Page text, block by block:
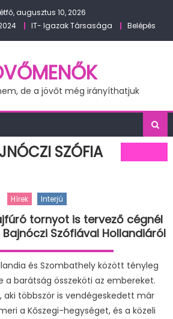
augusztus 10, 2026
IT- Igazak Társasága Belépés
de a jövőt még irányíthatjuk
SZÓFIA
Hírek Interjú
tornyot is tervező cégnél
Szófiával Hollandiáról
és Szombathely között tényleg
a barátság összeköti az embereket.
többször is vendégeskedett már
a Kőszegi-hegységet, és a közeli